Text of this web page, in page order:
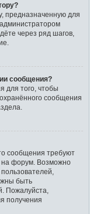
предназначенную для
через ряд шагов,
сообщения?
для того, чтобы
сообщения
сообщения требуют
на форум. Возможно
быть
Пожалуйста,
получения